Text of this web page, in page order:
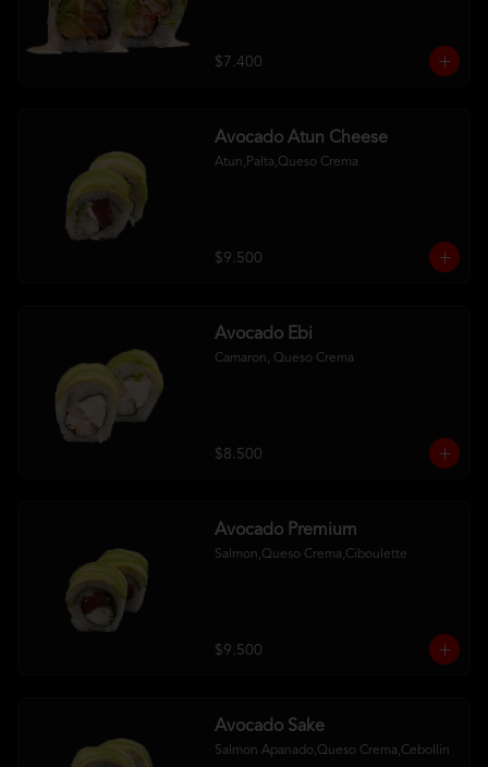
$7.400
Avocado Atun Cheese
Atun,Palta,Queso Crema
$9.500
Avocado Ebi
Camaron, Queso Crema
$8.500
Avocado Premium
Salmon,Queso Crema,Ciboulette
$9.500
Avocado Sake
Salmon Apanado,Queso Crema,Cebollin